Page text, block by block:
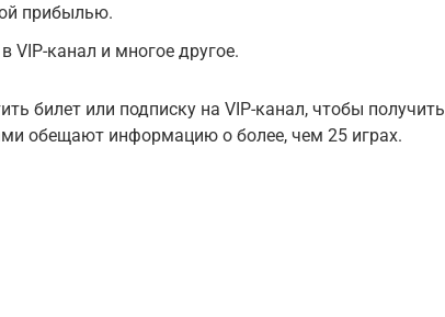
прибылью.
VIP-канал и многое другое.
билет или подписку на VIP-канал, чтобы получить
обещают информацию о более, чем 25 играх.